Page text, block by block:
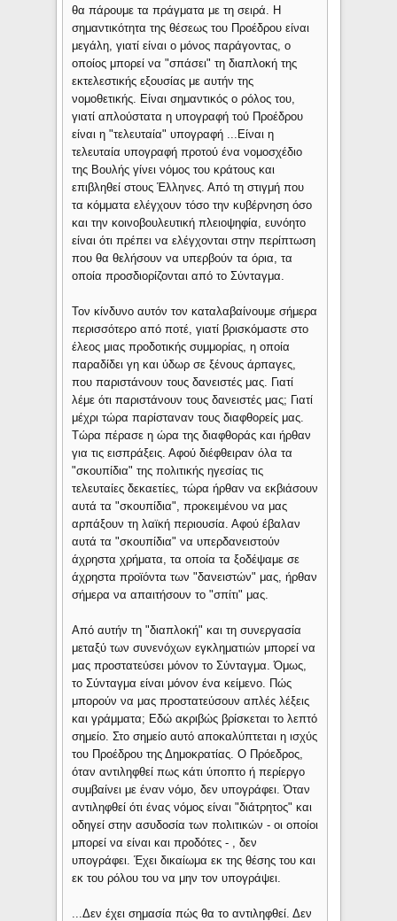
θα πάρουμε τα πράγματα με τη σειρά. Η
σημαντικότητα της θέσεως του Προέδρου είναι
μεγάλη, γιατί είναι ο μόνος παράγοντας, ο
οποίος μπορεί να "σπάσει" τη διαπλοκή της
εκτελεστικής εξουσίας με αυτήν της
νομοθετικής. Είναι σημαντικός ο ρόλος του,
γιατί απλούστατα η υπογραφή τού Προέδρου
είναι η "τελευταία" υπογραφή ...Είναι η
τελευταία υπογραφή προτού ένα νομοσχέδιο
της Βουλής γίνει νόμος του κράτους και
επιβληθεί στους Έλληνες. Από τη στιγμή που
τα κόμματα ελέγχουν τόσο την κυβέρ­νηση όσο
και την κοινοβουλευτική πλειοψηφία, ευνόητο
είναι ότι πρέπει να ελέγχονται στην περίπτωση
που θα θελήσουν να υπερβούν τα όρια, τα
οποία προσδιορίζονται από το Σύνταγμα.
Τον κίνδυνο αυτόν τον καταλαβαίνουμε σήμερα
περισσότερο από ποτέ, γιατί βρισκόμαστε στο
έλεος μιας προδοτικής συμμορίας, η οποία
παραδίδει γη και ύδωρ σε ξένους άρπαγες,
που παριστάνουν τους δανειστές μας. Γιατί
λέμε ότι παριστάνουν τους δανειστές μας; Γιατί
μέχρι τώρα παρίσταναν τους διαφθορείς μας.
Τώρα πέρασε η ώρα της διαφθοράς και ήρθαν
για τις εισπράξεις. Αφού διέφθειραν όλα τα
"σκουπίδια" της πολιτικής ηγεσίας τις
τελευταίες δεκαετίες, τώρα ήρθαν να εκβιάσουν
αυτά τα "σκουπίδια", προκειμένου να μας
αρπάξουν τη λαϊκή περιουσία. Αφού έβαλαν
αυτά τα "σκουπίδια" να υπερδανειστούν
άχρηστα χρήματα, τα οποία τα ξοδέψαμε σε
άχρηστα προϊόντα των "δανειστών" μας, ήρθαν
σήμερα να απαιτήσουν το "σπίτι" μας.
Από αυτήν τη "διαπλοκή" και τη συνεργασία
μεταξύ των συνενόχων εγκληματιών μπορεί να
μας προστατεύσει μόνον το Σύνταγμα. Όμως,
το Σύνταγμα είναι μόνον ένα κείμενο. Πώς
μπορούν να μας προστατεύσουν απλές λέξεις
και γράμματα; Εδώ ακριβώς βρίσκεται το λεπτό
σημείο. Στο σημείο αυτό αποκαλύπτεται η ισχύς
του Προέδρου της Δημοκρατίας. Ο Πρόεδρος,
όταν αντιληφθεί πως κάτι ύποπτο ή περίεργο
συμβαίνει με έναν νόμο, δεν υπογράφει. Όταν
αντιληφθεί ότι ένας νόμος είναι "διάτρητος" και
οδηγεί στην ασυδοσία των πολιτικών - οι οποίοι
μπορεί να είναι και προδότες - , δεν
υπογράφει. Έχει δικαίωμα εκ της θέσης του και
εκ του ρόλου του να μην τον υπογράψει.
...Δεν έχει σημασία πώς θα το αντιληφθεί. Δεν